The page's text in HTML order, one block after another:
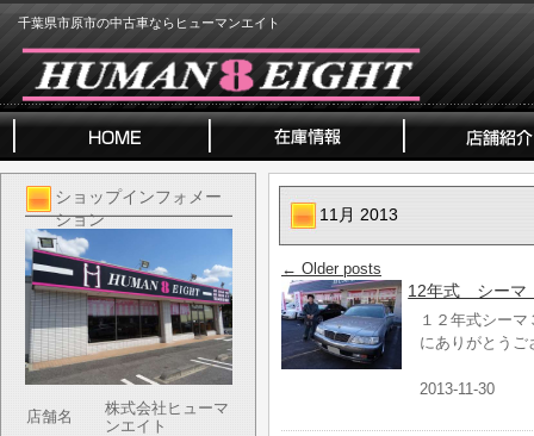
千葉県市原市の中古車ならヒューマンエイト
ショップインフォメー
ション
店舗名
株式会社ヒューマ
ンエイト
11月 2013
← Older posts
12年式 シーマ
１２年式シー
にありがとう
2013-11-30